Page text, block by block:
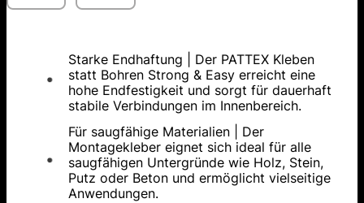
Starke Endhaftung | Der PATTEX Kleben
statt Bohren Strong & Easy erreicht eine
hohe Endfestigkeit und sorgt für dauerhaft
stabile Verbindungen im Innenbereich.
Für saugfähige Materialien | Der
Montagekleber eignet sich ideal für alle
saugfähigen Untergründe wie Holz, Stein,
Putz oder Beton und ermöglicht vielseitige
Anwendungen.